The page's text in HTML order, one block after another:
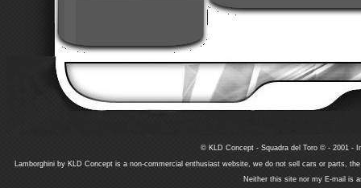
© KLD Concept - Squadra del Toro © - 2001 -
Lamborghini by KLD Concept is a non-commercial enthusiast website, we do not sell cars or parts,
Neither this site nor my E-mail is